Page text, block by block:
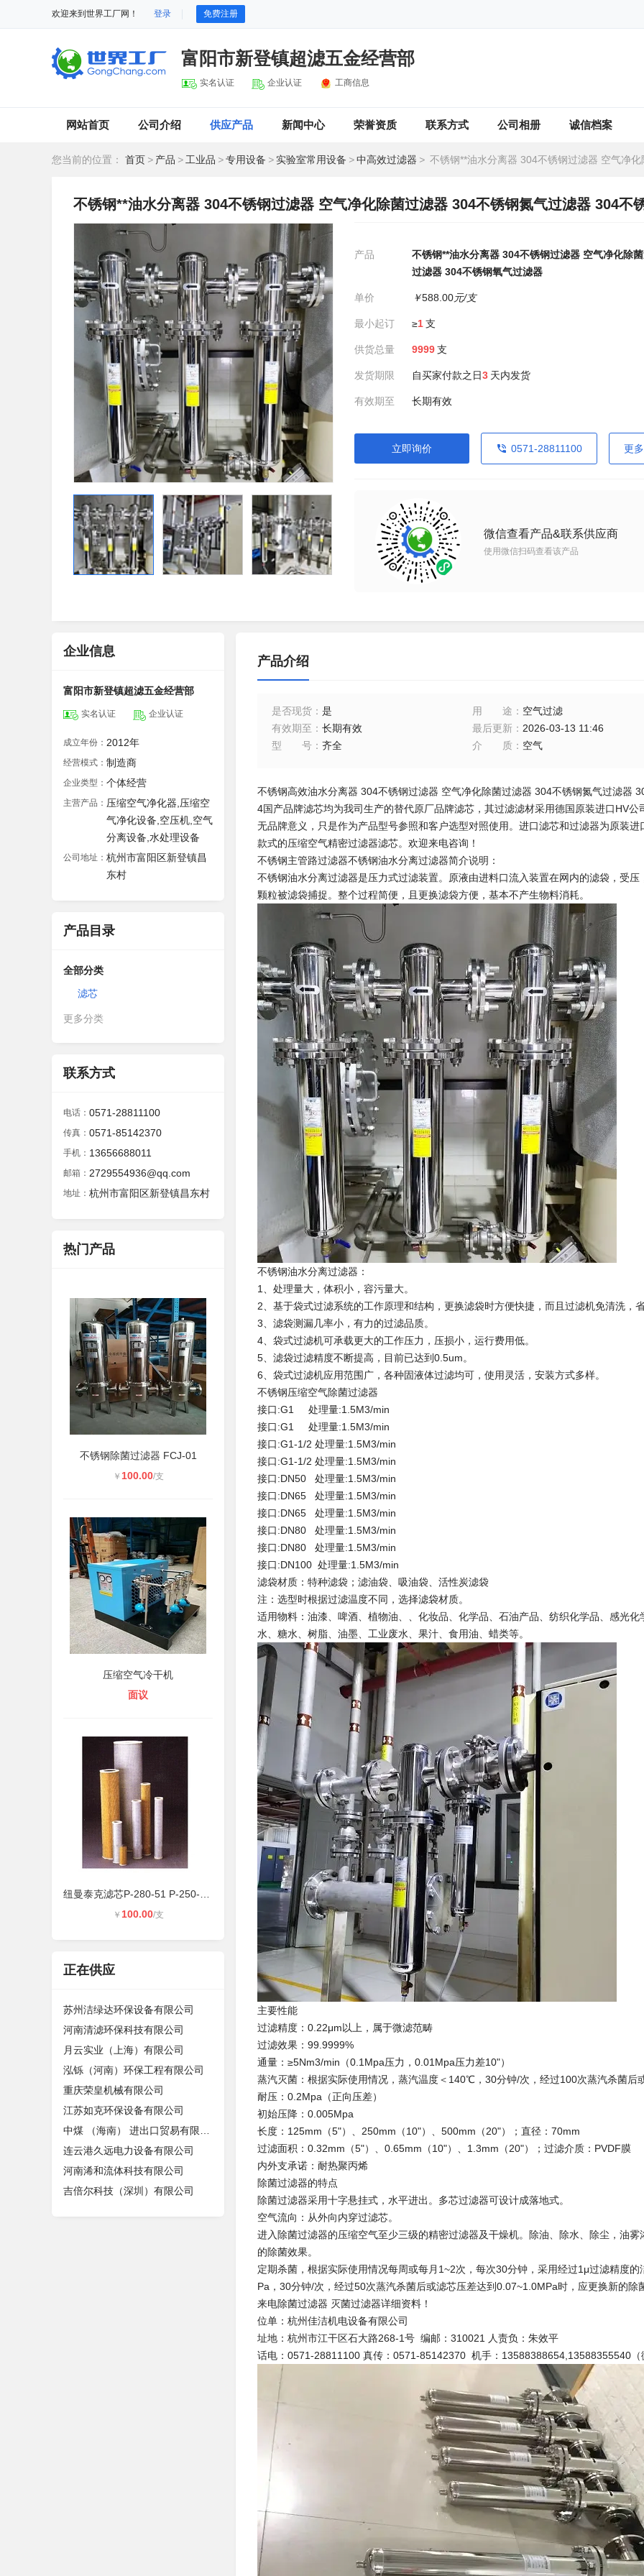
欢迎来到世界工厂网！ 登录 免费注册
富阳市新登镇超滤五金经营部
实名认证 企业认证 工商信息
网站首页 公司介绍 供应产品 新闻中心 荣誉资质 联系方式 公司相册 诚信档案
您当前的位置： 首页 > 产品 > 工业品 >专用设备 > 实验室常用设备 >中高效过滤器 > 不锈钢**油水分离器 304不锈钢过滤器 空气净化除菌过滤器 304不锈钢氮气过滤器 304
不锈钢**油水分离器 304不锈钢过滤器 空气净化除菌过滤器 304不锈钢氮气过滤器 304不
产品
不锈钢**油水分离器 304不锈钢过滤器 空气净化除
过滤器 304不锈钢氧气过滤器
单价 ￥588.00元/支
最小起订 ≥1支
供货总量 9999支
发货期限 自买家付款之日3 天内发货
有效期至 长期有效
立即询价 0571-28811100 更
微信查看产品&联系供应商
使用微信扫码查看该产品
企业信息
富阳市新登镇超滤五金经营部
实名认证 企业认证
成立年份： 2012年
经营模式： 制造商
企业类型： 个体经营
主营产品： 压缩空气净化器,压缩空
气净化设备,空压机,空气
分离设备,水处理设备
公司地址： 杭州市富阳区新登镇昌
东村
产品目录
全部分类
滤芯
更多分类
联系方式
电话： 0571-28811100
传真： 0571-85142370
手机： 13656688011
邮箱： 2729554936@qq.com
地址： 杭州市富阳区新登镇昌东村
热门产品
不锈钢除菌过滤器 FCJ-01
￥ 100.00/支
压缩空气冷干机
面议
￥ 100.00/支
正在供应
苏州洁绿达环保设备有限公司
河南清滤环保科技有限公司
月云实业（上海）有限公司
泓铄（河南）环保工程有限公司
重庆荣皇机械有限公司
江苏如克环保设备有限公司
连云港久远电力设备有限公司
河南浠和流体科技有限公司
吉倍尔科技（深圳）有限公司
产品介绍
是否现货 ： 是 用途 ： 空气过滤
有效期至 ： 长期有效 最后更新： 2026-03-13 11:46
型号 ： 齐全 介质 ： 空气
不锈钢高效油水分离器 304不锈钢过滤器 空气净化除菌过滤器 304不锈钢氮气过滤器
4国产品牌滤芯均为我司生产的替代原厂品牌滤芯，其过滤滤材采用德国原装进口HV
无品牌意义，只是作为产品型号参照和客户选型对照使用。进口滤芯和过滤器为原装
款式的压缩空气精密过滤器滤芯。欢迎来电咨询！
不锈钢主管路过滤器不锈钢油水分离过滤器简介说明：
不锈钢油水分离过滤器是压力式过滤装置。原液由进料口流入装置在网内的滤袋，受
颗粒被滤袋捕捉。整个过程简便，且更换滤袋方便，基本不产生物料消耗。
不锈钢油水分离过滤器：
1、处理量大，体积小，容污量大。
2、基于袋式过滤系统的工作原理和结构，更换滤袋时方便快捷，而且过滤机免清洗，省
3、滤袋测漏几率小，有力的过滤品质。
4、袋式过滤机可承载更大的工作压力，压损小，运行费用低。
5、滤袋过滤精度不断提高，目前已达到0.5um。
6、袋式过滤机应用范围广，各种固液体过滤均可，使用灵活，安装方式多样。
不锈钢压缩空气除菌过滤器
接口:G1 处理量:1.5M3/min
接口:G1 处理量:1.5M3/min
接口:G1-1/2 处理量:1.5M3/min
接口:G1-1/2 处理量:1.5M3/min
接口:DN50 处理量:1.5M3/min
接口:DN65 处理量:1.5M3/min
接口:DN65 处理量:1.5M3/min
接口:DN80 处理量:1.5M3/min
接口:DN80 处理量:1.5M3/min
接口:DN100 处理量:1.5M3/min
滤袋材质：特种滤袋；滤油袋、吸油袋、活性炭滤袋
注：选型时根据过滤温度不同，选择滤袋材质。
适用物料：油漆、啤酒、植物油、、化妆品、化学品、石油产品、纺织化学品、感光
水、糖水、树脂、油墨、工业废水、果汁、食用油、蜡类等。
主要性能
过滤精度：0.22μm以上，属于微滤范畴
过滤效果：99.9999%
通量：≥5Nm3/min（0.1Mpa压力，0.01Mpa压力差10"）
蒸汽灭菌：根据实际使用情况，蒸汽温度＜140℃，30分钟/次，经过100次蒸汽杀菌后
耐压：0.2Mpa（正向压差）
初始压降：0.005Mpa
长度：125mm（5"）、250mm（10"）、500mm（20"）；直径：70mm
过滤面积：0.32mm（5"）、0.65mm（10"）、1.3mm（20"）；过滤介质：PVDF膜
内外支承诺：耐热聚丙烯
除菌过滤器的特点
除菌过滤器采用十字悬挂式，水平进出。多芯过滤器可设计成落地式。
空气流向：从外向内穿过滤芯。
进入除菌过滤器的压缩空气至少三级的精密过滤器及干燥机。除油、除水、除尘，油
的除菌效果。
定期杀菌，根据实际使用情况每周或每月1~2次，每次30分钟，采用经过1μ过滤精度
Pa，30分钟/次，经过50次蒸汽杀菌后或滤芯压差达到0.07~1.0MPa时，应更换新的除
来电除菌过滤器 灭菌过滤器详细资料！
位单：杭州佳洁机电设备有限公司
址地：杭州市江干区石大路268-1号 编邮：310021 人责负：朱效平
话电：0571-28811100 真传：0571-85142370 机手：13588388654,13588355540（